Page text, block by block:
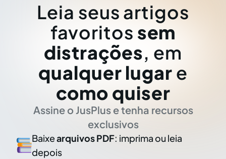
Leia seus artigos
favoritos sem
distrações, em
qualquer lugar e
como quiser
Assine o JusPlus e tenha recursos
exclusivos
Baixearquivos PDF: imprima ou leia
depois